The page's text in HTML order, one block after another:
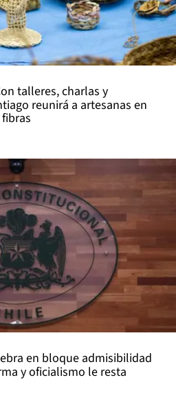
talleres, charlas y
reunirá a artesanas en
en bloque admisibilidad
y oficialismo le resta